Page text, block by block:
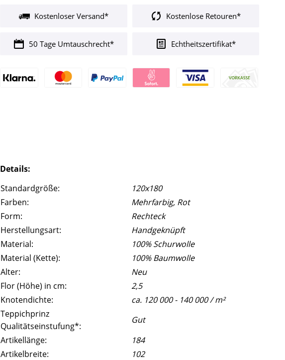
Kostenloser Versand* Kostenlose Retouren*
50 Tage Umtauschrecht* Echtheitszertifikat*
Details:
Standardgröße:
120x180
Farben:
Mehrfarbig, Rot
Form:
Rechteck
Herstellungsart:
Handgeknüpft
Material:
100% Schurwolle
Material (Kette):
100% Baumwolle
Alter:
Neu
Flor (Höhe) in cm:
2,5
Knotendichte:
ca. 120 000 - 140 000 / m²
Teppichprinz
Qualitätseinstufung*:
Gut
Artikellänge:
184
Artikelbreite:
102